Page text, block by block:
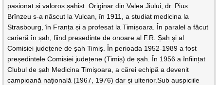
pasionat și valoros șahist. Originar din Valea Jiului, dr. Pius
Brînzeu s-a născut la Vulcan, în 1911, a studiat medicina la
Strasbourg, în Franța și a profesat la Timișoara. În paralel a făcut
carieră în șah, fiind președinte de onoare al F.R. Șah și al
Comisiei județene de șah Timiș. În perioada 1952-1989 a fost
președintele Comisiei județene (Timiș) de șah. În 1956 a înființat
Clubul de șah Medicina Timișoara, a cărei echipă a devenit
campioană națională (1967, 1976) dar și ulterior.Sub auspiciile